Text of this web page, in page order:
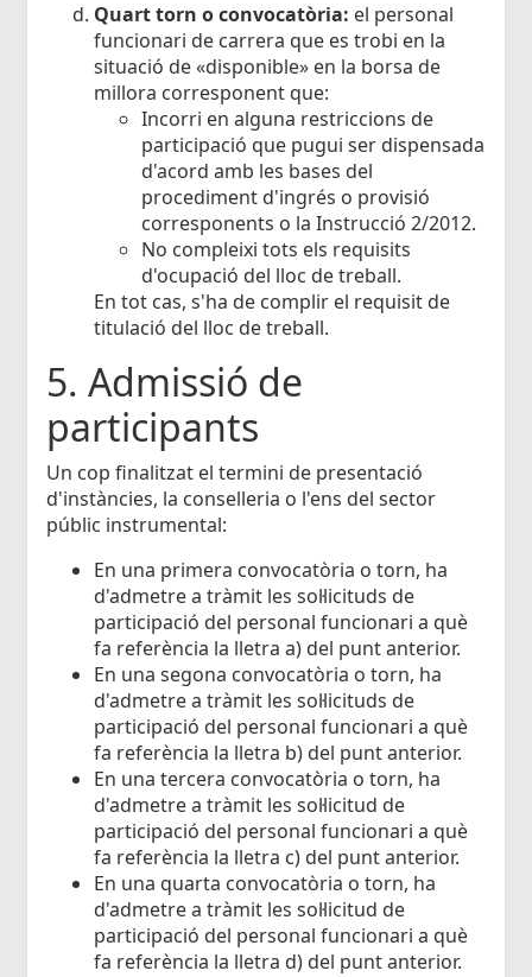
Quart torn o convocatòria: el personal
funcionari de carrera que es trobi en la
situació de «disponible» en la borsa de
millora corresponent que:
Incorri en alguna restriccions de
participació que pugui ser dispensada
d'acord amb les bases del
procediment d'ingrés o provisió
corresponents o la Instrucció 2/2012.
No compleixi tots els requisits
d'ocupació del lloc de treball.
En tot cas, s'ha de complir el requisit de
titulació del lloc de treball.
5. Admissió de
participants
Un cop finalitzat el termini de presentació
d'instàncies, la conselleria o l'ens del sector
públic instrumental:
En una primera convocatòria o torn, ha
d'admetre a tràmit les sol·licituds de
participació del personal funcionari a què
fa referència la lletra a) del punt anterior.
En una segona convocatòria o torn, ha
d'admetre a tràmit les sol·licituds de
participació del personal funcionari a què
fa referència la lletra b) del punt anterior.
En una tercera convocatòria o torn, ha
d'admetre a tràmit les sol·licitud de
participació del personal funcionari a què
fa referència la lletra c) del punt anterior.
En una quarta convocatòria o torn, ha
d'admetre a tràmit les sol·licitud de
participació del personal funcionari a què
fa referència la lletra d) del punt anterior.